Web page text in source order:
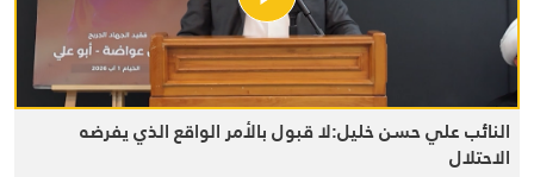
النائب علي حسن خليل:لا قبول بالأمر الواقع الذي يفرضه
الاحتلال